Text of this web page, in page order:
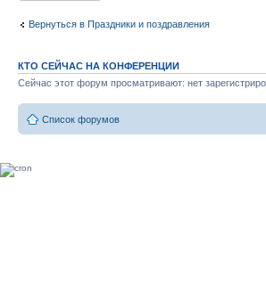
Вернуться в Праздники и поздравления
КТО СЕЙЧАС НА КОНФЕРЕНЦИИ
Сейчас этот форум просматривают: нет
Список форумов